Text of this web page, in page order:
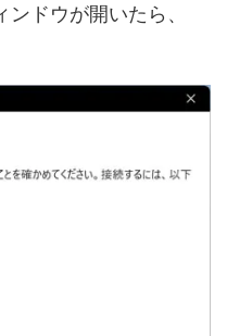
ンドウが開いたら、